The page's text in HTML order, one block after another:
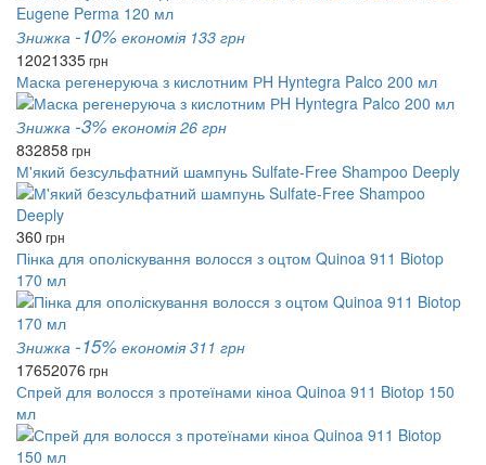
Знижка -10% економія 133 грн
12021335грн
Маска регенеруюча з кислотним РH Hyntegra Palco 200 мл
Знижка -3% економія 26 грн
832858 грн
М'який безсульфатний шампунь Sulfate-Free Shampoo Deeply
360 грн
Пінка для ополіскування волосся з оцтом Quinoa 911 Biotop
170 мл
Знижка -15% економія 311 грн
17652076 грн
Спрей для волосся з протеїнами кіноа Quinoa 911 Biotop 150
мл